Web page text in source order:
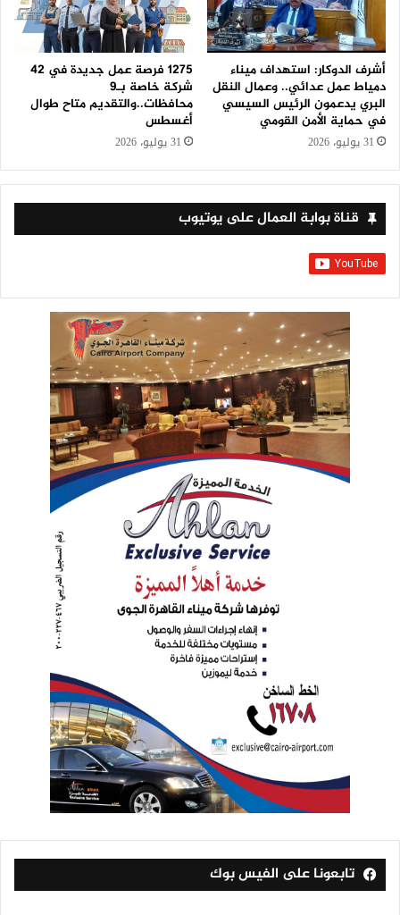
أشرف الدوكار: استهداف ميناء
دمياط عمل عدائي.. وعمال النقل
البري يدعمون الرئيس السيسي
في حماية الأمن القومي
31 يوليو، 2026
1275 فرصة عمل جديدة في 42
شركة خاصة بـ9
محافظات..والتقديم متاح طوال
أغسطس
31 يوليو، 2026
قناة بوابة العمال على يوتيوب
تابعونا على الفيس بوك